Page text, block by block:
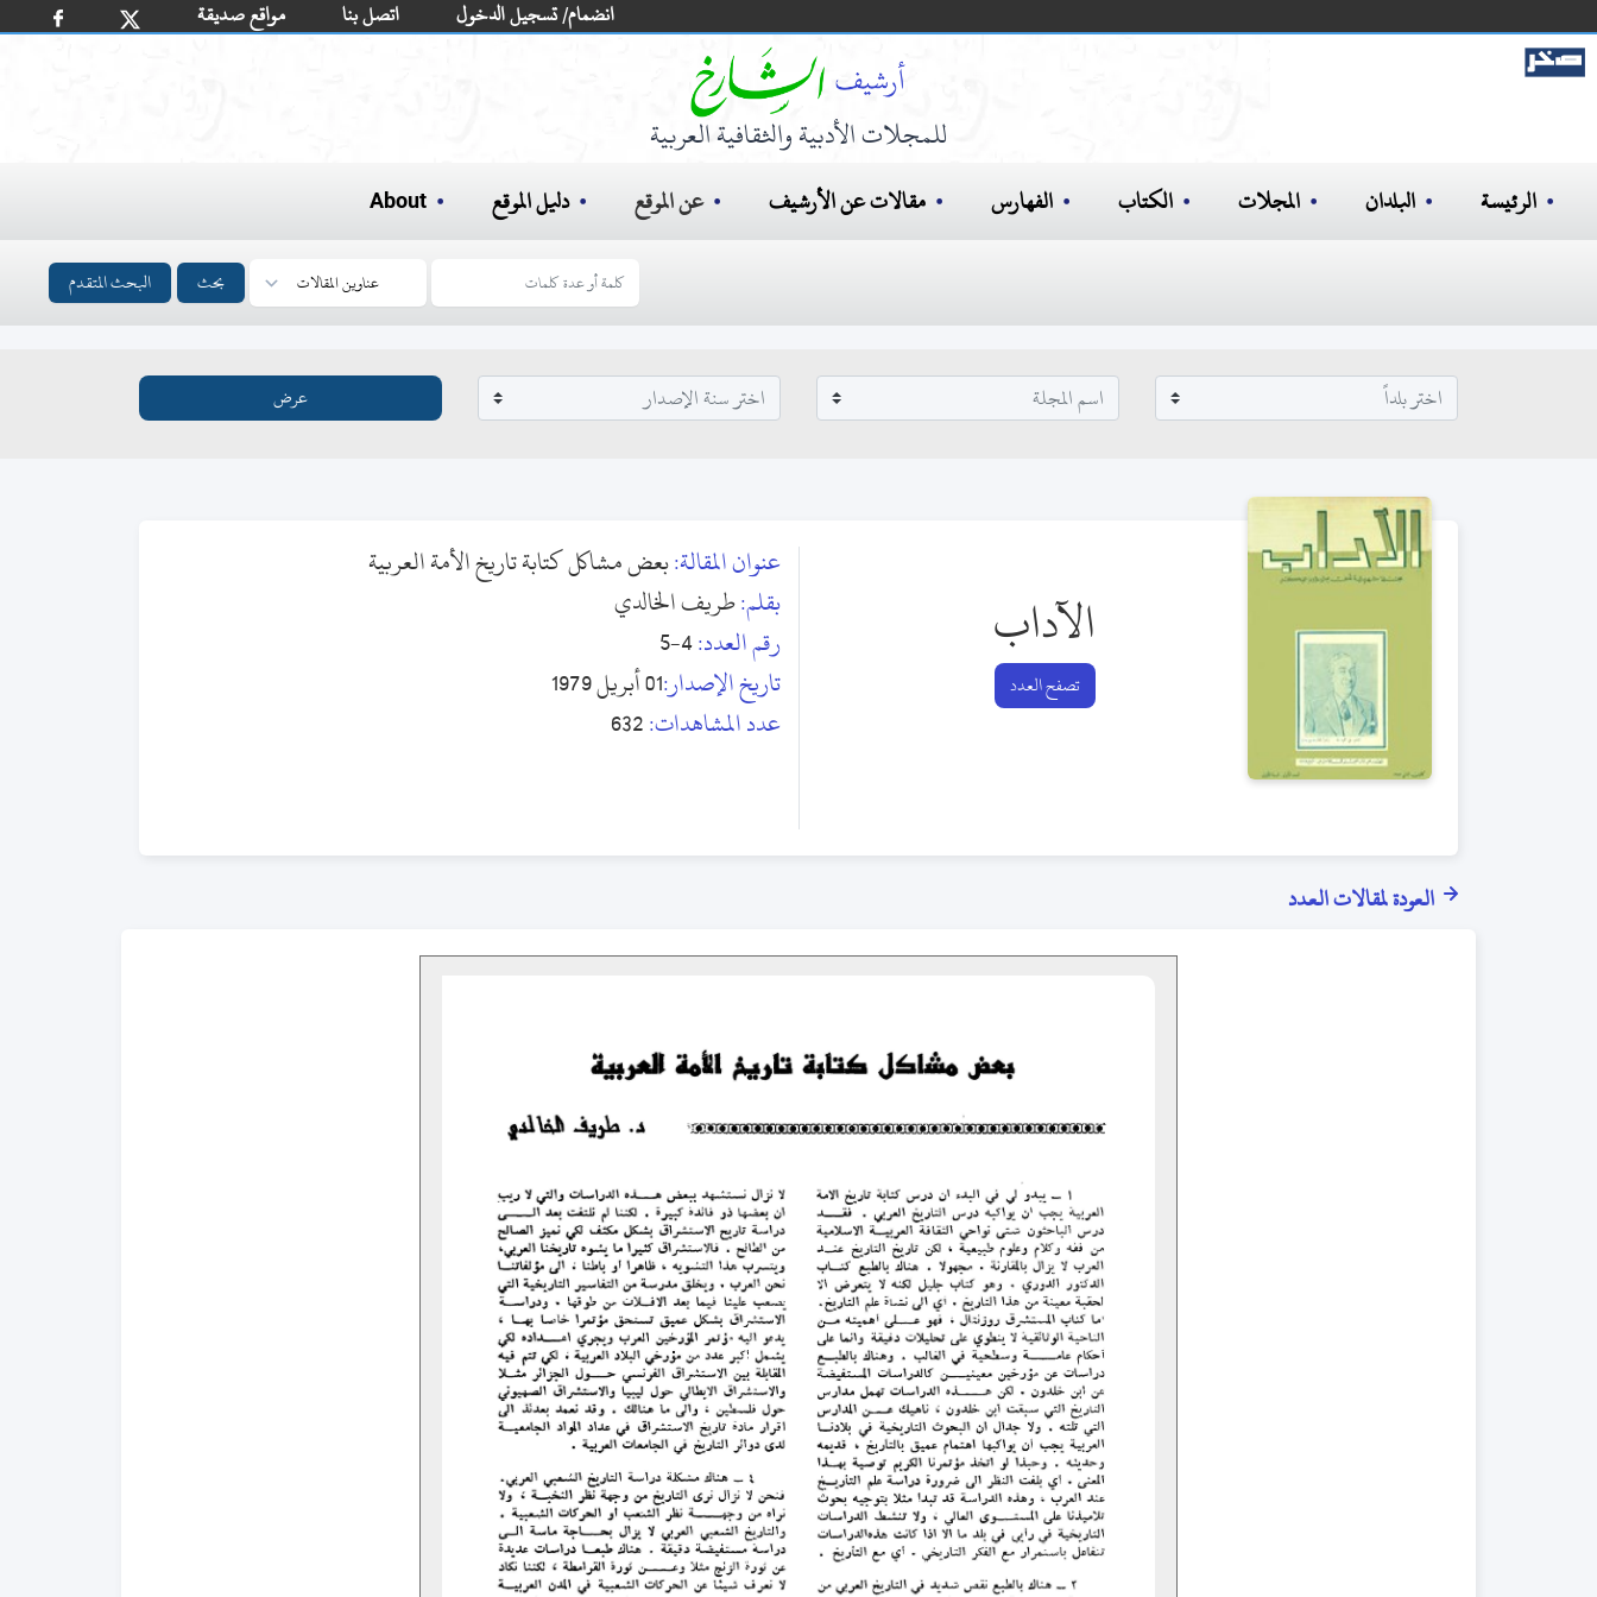
مواقع صديقة اتصل بنا انضمام/ تسجيل الدخول
للمجلات الأدبية والثقافية العربية
الرئيسة البلدان المجلات الكتاب الفهارس مقالات عن الأرشيف عن الموقع دليل الموقع About
بحث البحث المتقدم
الآداب
تصفح العدد
عنوان المقالة:بعض مشاكل كتابة تاريخ الأمة العربية
بقلم:طريف الخالدي
رقم العدد:4-5
تاريخ الإصدار:01 أبريل 1979
عدد المشاهدات:632
العودة لمقالات العدد